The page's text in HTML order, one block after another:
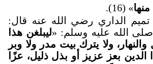
» (16).
الداري رضي الله عنه قال:
الله عليه وسلم: «ليبلغن هذا
والنهار، ولا يترك بيت مدر ولا وبر
الدين بعز عزيز أو بذل ذليل، عزًا